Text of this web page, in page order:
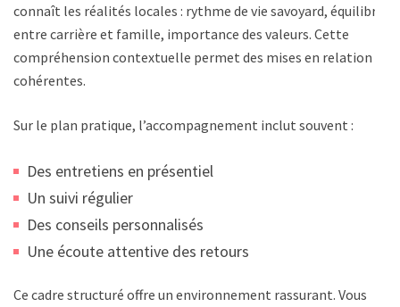
connaît les réalités locales : rythme de vie savoyard, équilibre
entre carrière et famille, importance des valeurs. Cette
compréhension contextuelle permet des mises en relation
cohérentes.
Sur le plan pratique, l’accompagnement inclut souvent :
Des entretiens en présentiel
Un suivi régulier
Des conseils personnalisés
Une écoute attentive des retours
Ce cadre structuré offre un environnement rassurant. Vous